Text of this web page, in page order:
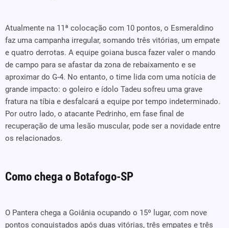
Atualmente na 11ª colocação com 10 pontos, o Esmeraldino
faz uma campanha irregular, somando três vitórias, um empate
e quatro derrotas. A equipe goiana busca fazer valer o mando
de campo para se afastar da zona de rebaixamento e se
aproximar do G-4. No entanto, o time lida com uma notícia de
grande impacto: o goleiro e ídolo Tadeu sofreu uma grave
fratura na tíbia e desfalcará a equipe por tempo indeterminado.
Por outro lado, o atacante Pedrinho, em fase final de
recuperação de uma lesão muscular, pode ser a novidade entre
os relacionados.
Como chega o Botafogo-SP
O Pantera chega a Goiânia ocupando o 15º lugar, com nove
pontos conquistados após duas vitórias, três empates e três